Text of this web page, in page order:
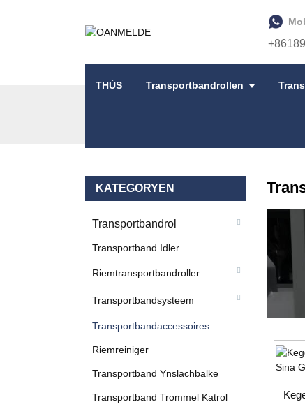
THÚS Transportbandrollen
KATEGORYEN
Transportbandrol
Transportband Idler
Riemtransportbandroller
Transportbandsysteem
Transportbandaccessoires
Riemreiniger
Transportband Ynslachbalke
Transportband Trommel Katrol